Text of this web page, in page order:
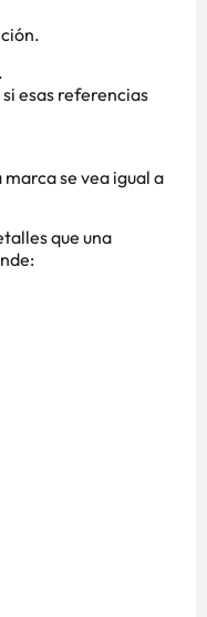
esas referencias
se vea igual a
que una